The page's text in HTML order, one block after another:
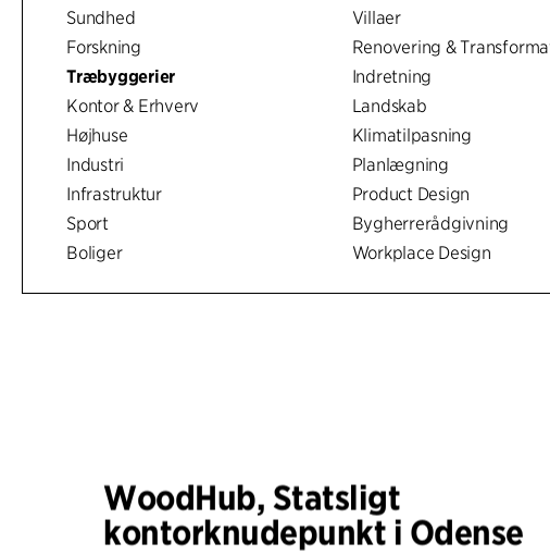
Sundhed
Forskning
Træbyggerier
Kontor & Erhverv
Højhuse
Industri
Infrastruktur
Sport
Boliger
Villaer
Renovering &
Indretning
Landskab
Klimatilpasning
Planlægning
Product Design
Bygherrerådgivning
Workplace Design
WoodHub, Statsligt
kontorknudepunkt i Odense